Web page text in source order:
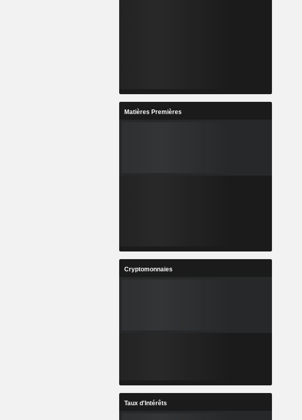
Matières Premières
Cryptomonnaies
Taux d'Intérêts